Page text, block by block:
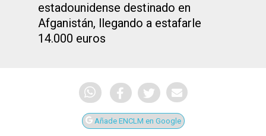
estadounidense destinado en
Afganistán, llegando a estafarle
14.000 euros
Añade ENCLM en Google